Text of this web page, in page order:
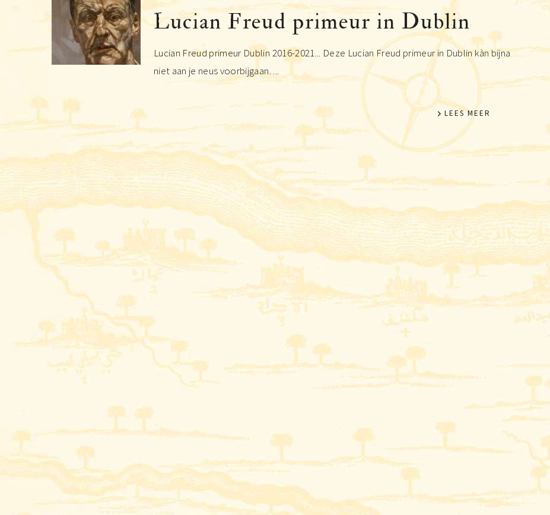
Lucian Freud primeur in Dublin
Lucian Freud primeur Dublin 2016-2021... Deze Lucian Freud primeur in Dublin kàn bijna
niet aan je neus voorbijgaan. ...
LEES MEER